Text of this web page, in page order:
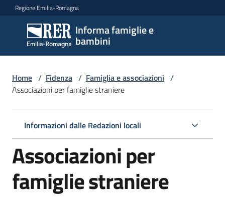
Vai al contenuto
Vai alla navigazione
Vai al footer
Regione Emilia-Romagna
Informa famiglie e
bambini
Informa
famiglie
e
bambini
Argomenti
Servizi
Centri
Home / Fidenza / Famiglia e associazioni /
Associazioni per famiglie straniere
Informazioni dalle Redazioni locali
Associazioni per
famiglie straniere